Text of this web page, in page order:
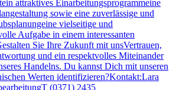
attraktives Einarbeitungsprogrammeine
sowie eine zuverlässige und
vielseitige und
Aufgabe in einem interessanten
Sie Ihre Zukunft mit unsVertrauen,
und ein respektvolles Miteinander
Handelns. Du kannst Dich mit unseren
Werten identifizieren?Kontakt:Lara
(0371) 2435